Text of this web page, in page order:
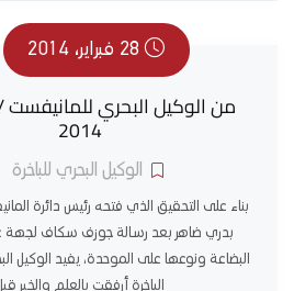
28 فبراير، 2014
2014
الوكيل البحري للباخرة
بناء على التحقيق الذي فتحه رئيس دائرة
بدري ضاهر بعد رسالة جوزف سكاف لجهة
البضاعة ونوعها على الموحدة، يفيد الوكيل
الباخرة أرفقت بالعلم والخبر